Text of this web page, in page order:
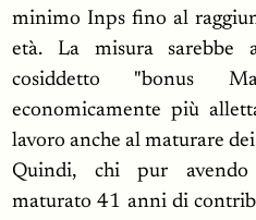
minimo Inps fino al
età. La misura sarebbe
cosiddetto "bonus
economicamente più
lavoro anche al maturare
Quindi, chi pur
maturato 41 anni di